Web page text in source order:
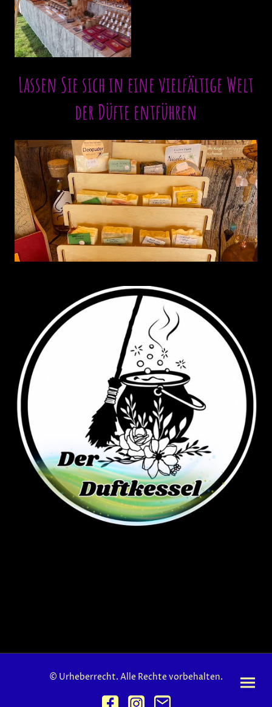
Lassen Sie sich in eine vielfältige Welt
der Düfte entführen
© Urheberrecht. Alle Rechte vorbehalten.